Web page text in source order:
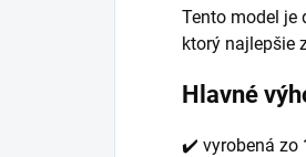
Tento model je
ktorý najlepšie
Hlavné
✔️ vyrobená zo